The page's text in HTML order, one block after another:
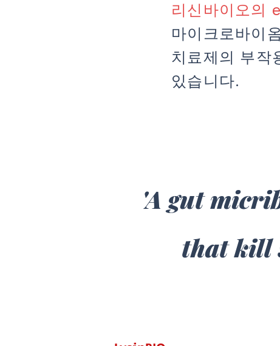
리신바이오의
마이크로바이
치료제의 부작
있습니다.
'A gut
that kill